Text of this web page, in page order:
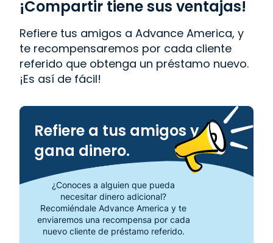
¡Compartir tiene sus ventajas!
Refiere tus amigos a Advance America, y
te recompensaremos por cada cliente
referido que obtenga un préstamo nuevo.
¡Es así de fácil!
Refiere a tus amigos y
gana dinero.
¿Conoces a alguien que pueda
necesitar dinero adicional?
Recomiéndale Advance America y te
enviaremos una recompensa por cada
nuevo cliente de préstamo referido.